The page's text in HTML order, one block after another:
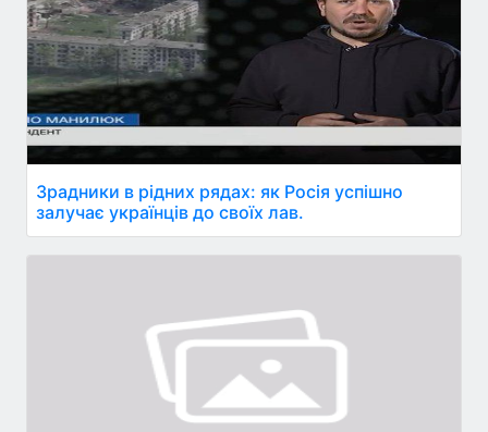
Зрадники в рідних рядах: як Росія успішно
залучає українців до своїх лав.